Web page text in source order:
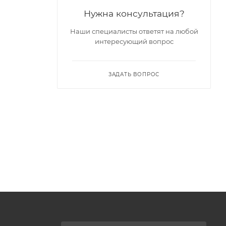
Нужна консультация?
Наши специалисты ответят на любой
интересующий вопрос
ЗАДАТЬ ВОПРОС